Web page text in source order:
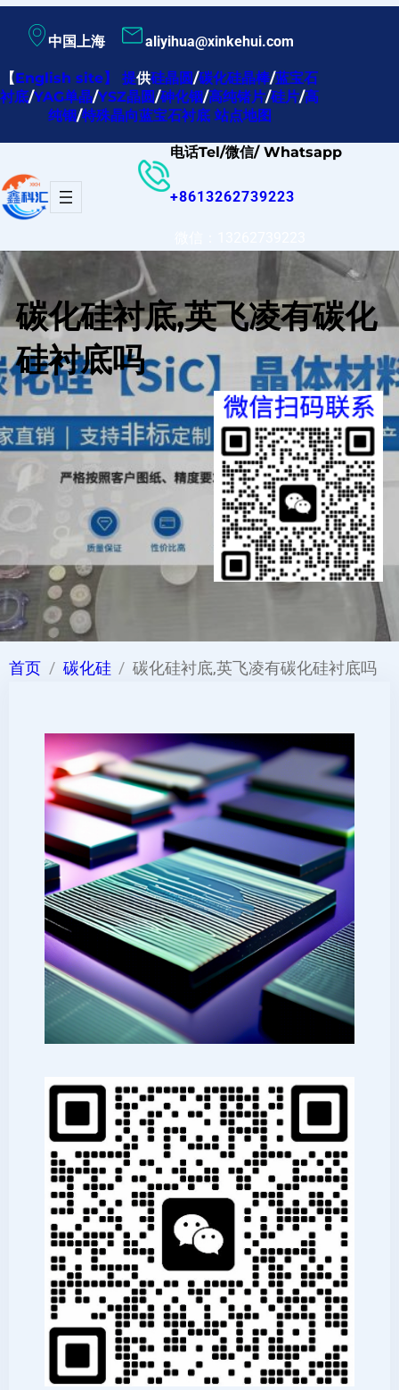
内
容
中国上海 aliyihua@xinkehui.com
【English site】提供硅晶圆/碳化硅晶棒/蓝宝石
衬底/YAG单晶/YSZ晶圆/砷化铟/高纯锗片/硅片/高
纯铟/特殊晶向蓝宝石衬底 站点地图
电话Tel/微信/ Whatsapp
+8613262739223
碳化硅衬底,英飞凌有碳化
硅衬底吗
首页 碳化硅 碳化硅衬底,英飞凌有碳化硅衬底吗